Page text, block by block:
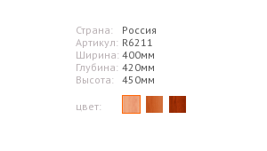
Страна:
Россия
Артикул: R6211
Ширина: 400мм
Глубина: 420мм
Высота:
450мм
цвет: